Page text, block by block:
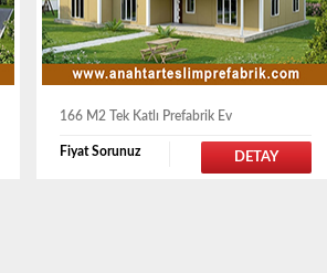
166 M2 Tek Katlı Prefabrik Ev
Fiyat Sorunuz DETAY